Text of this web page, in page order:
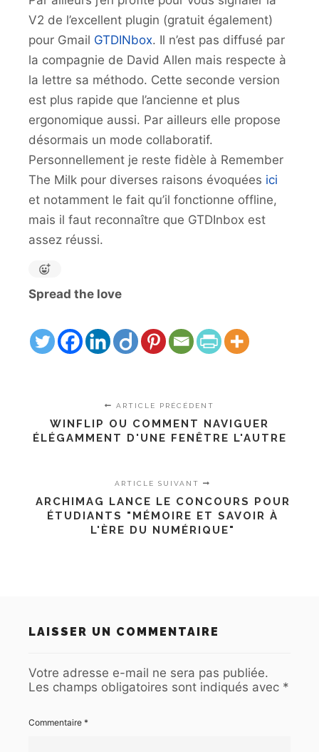
V2 de l’excellent plugin (gratuit également)
pour Gmail GTDINbox. Il n’est pas diffusé par
la compagnie de David Allen mais respecte à
la lettre sa méthodo. Cette seconde version
est plus rapide que l’ancienne et plus
ergonomique aussi. Par ailleurs elle propose
désormais un mode collaboratif.
Personnellement je reste fidèle à Remember
The Milk pour diverses raisons évoquées ici
et notamment le fait qu’il fonctionne offline,
mais il faut reconnaître que GTDInbox est
assez réussi.
Spread the love
ARTICLE PRÉCÉDENT
WINFLIP OU COMMENT NAVIGUER
ÉLÉGAMMENT D'UNE FENÊTRE L'AUTRE
ARTICLE SUIVANT
ARCHIMAG LANCE LE CONCOURS POUR
ÉTUDIANTS "MÉMOIRE ET SAVOIR À
L'ÈRE DU NUMÉRIQUE"
LAISSER UN COMMENTAIRE
Votre adresse e-mail ne sera pas publiée.
Les champs obligatoires sont indiqués avec *
Commentaire *